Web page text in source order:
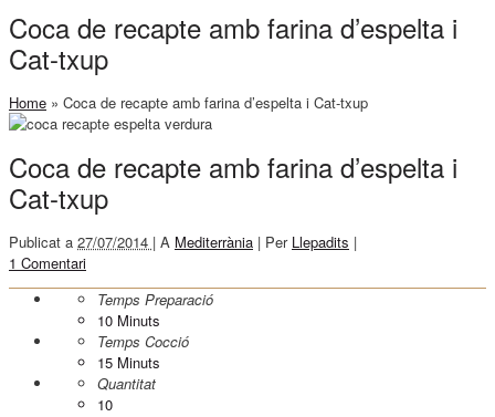
Coca de recapte amb farina d’espelta i
Cat-txup
Home » Coca de recapte amb farina d’espelta i Cat-txup
Coca de recapte amb farina d’espelta i
Cat-txup
Publicat a 27/07/2014 | A Mediterrània | Per Llepadits |
1 Comentari
Temps Preparació
10 Minuts
Temps Cocció
15 Minuts
Quantitat
10